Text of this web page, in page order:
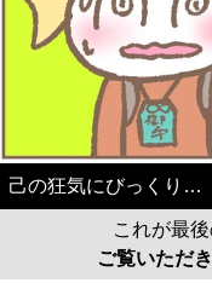
己の狂気にびっくり…
これが最
ご覧いただ